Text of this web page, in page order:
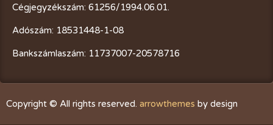
Cégjegyzékszám: 61256/1994.06.01.
Adószám: 18531448-1-08
Bankszámlaszám: 11737007-20578716
Copyright © All rights reserved. arrowthemes by design